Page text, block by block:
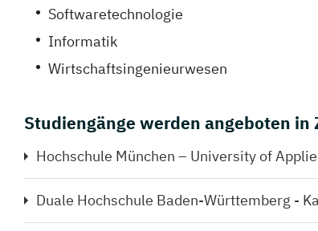
Softwaretechnologie
Informatik
Wirtschaftsingenieurwesen
Studiengänge werden angeboten
Hochschule München – University of
Duale Hochschule Baden-Württemberg -